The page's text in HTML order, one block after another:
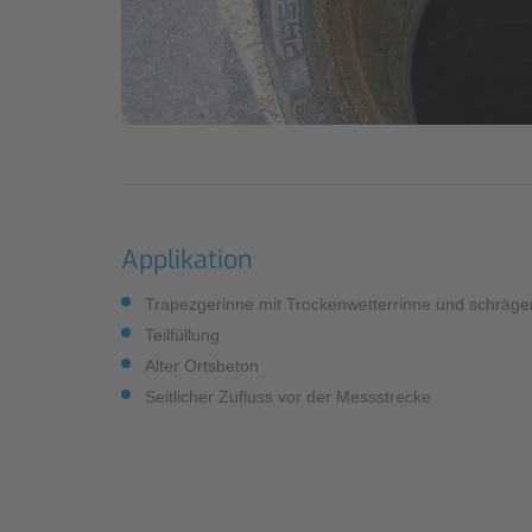
Messdienstleistungen
Umfangreiche
Grundlagendatenerhebung zur
Schmutzfrachtmodellierung
Qualität
Nachhaltigkeit
Applikation
Trapezgerinne mit Trockenwetterrinne und
Teilfüllung
Alter Ortsbeton
Seitlicher Zufluss vor der Messstrecke